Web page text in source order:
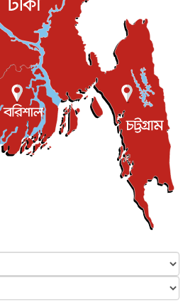
উৎসব, বিনা মূল্যে দেখা যাবে ৬ সিনেমা
৮ আগস্ট, ২০২৬
জুমার খুতবা : “কুরআন হোক জীবন দেখার
৭ আগস্ট, ২০২৬
মোহিনী রশিদ এনওয়াইপিডির উচ্চপদস্থ কর্মকর্তা
৬ আগস্ট, ২০২৬
জন্য উন্মুক্ত জুলাই স্মৃতি জাদুঘর
৬ আগস্ট, ২০২৬
৬ আগস্ট, ২০২৬
নেওয়ার জন্য সবাই প্রতিযোগিতায় নেমেছে :
৬ আগস্ট, ২০২৬